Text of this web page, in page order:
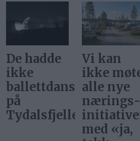
Vi kan
ikke møte
alle nye
nærings­
initiativer
Svar på
«Gi alle
barn en
rettferdig
start»